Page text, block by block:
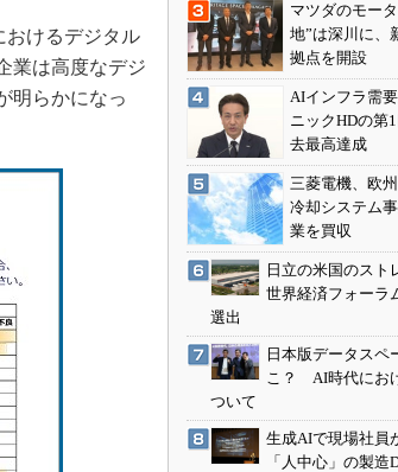
おけるデジタル
業は高度なデジ
明らかになっ
マツダのモー
地”は深川に、
拠点を開設
AIインフラ需
ニックHDの第
去最高達成
三菱電機、欧
冷却システム
業を買収
日立の米国のスト
世界経済フォーラ
選出
日本版データスペ
こ？ AI時代にお
ついて
生成AIで現場社
「人中心」の製